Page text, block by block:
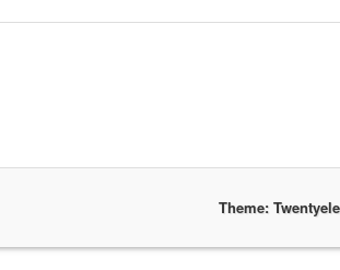
Theme: